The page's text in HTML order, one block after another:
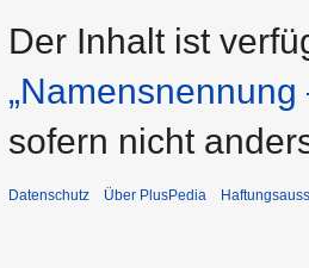
Der Inhalt ist
sofern nicht
Datenschutz Über PlusPedia